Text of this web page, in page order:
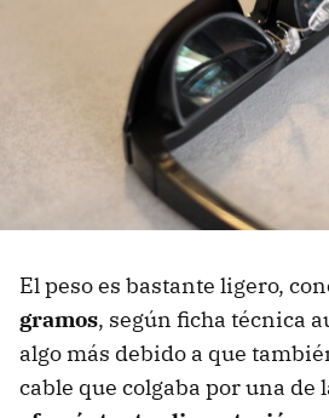
El peso es bastante ligero,
gramos, según ficha técnica
algo más debido a que
cable que colgaba por una de